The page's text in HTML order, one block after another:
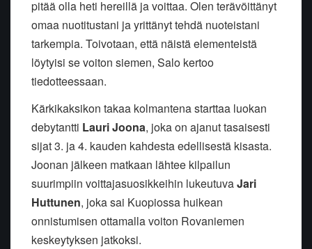
pitää olla heti hereillä ja voittaa. Olen terävöittänyt
omaa nuotitustani ja yrittänyt tehdä nuoteistani
tarkempia. Toivotaan, että näistä elementeistä
löytyisi se voiton siemen, Salo kertoo
tiedotteessaan.
Kärkikaksikon takaa kolmantena starttaa luokan
debytantti Lauri Joona, joka on ajanut tasaisesti
sijat 3. ja 4. kauden kahdesta edellisestä kisasta.
Joonan jälkeen matkaan lähtee kilpailun
suurimpiin voittajasuosikkeihin lukeutuvaJari
Huttunen, joka sai Kuopiossa huikean
onnistumisen ottamalla voiton Rovaniemen
keskeytyksen jatkoksi.